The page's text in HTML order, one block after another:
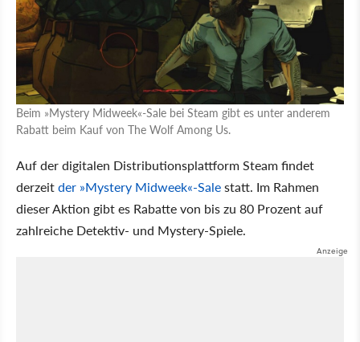
Beim »Mystery Midweek«-Sale bei Steam gibt es unter anderem
Rabatt beim Kauf von The Wolf Among Us.
Auf der digitalen Distributionsplattform Steam findet
derzeitder »Mystery Midweek«-Salestatt. Im Rahmen
dieser Aktion gibt es Rabatte von bis zu 80 Prozent auf
zahlreiche Detektiv- und Mystery-Spiele.